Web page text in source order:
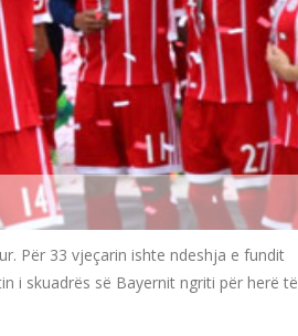
Për 33 vjeçarin ishte ndeshja e fundit
i skuadrës së Bayernit ngriti për herë të